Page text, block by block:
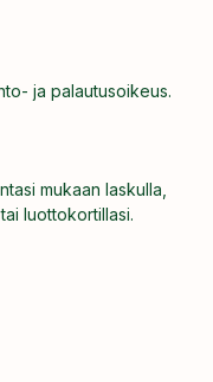
ja palautusoikeus.
mukaan laskulla,
luottokortillasi.